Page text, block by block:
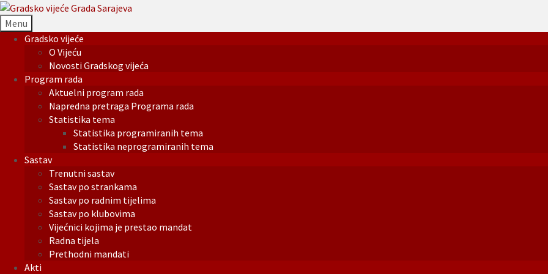
Menu
Gradsko vijeće
O Vijeću
Novosti Gradskog vijeća
Program rada
Aktuelni program rada
Napredna pretraga Programa rada
Statistika tema
Statistika programiranih tema
Statistika neprogramiranih tema
Sastav
Trenutni sastav
Sastav po strankama
Sastav po radnim tijelima
Sastav po klubovima
Vijećnici kojima je prestao mandat
Radna tijela
Prethodni mandati
Akti